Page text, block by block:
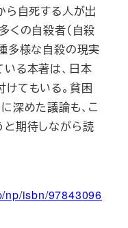
ら自死する人が出
くの自殺者（自殺
多様な自殺の現実
る本著は、日本
てもいる。貧困
深めた議論も、こ
期待しながら読
np/isbn/97843096